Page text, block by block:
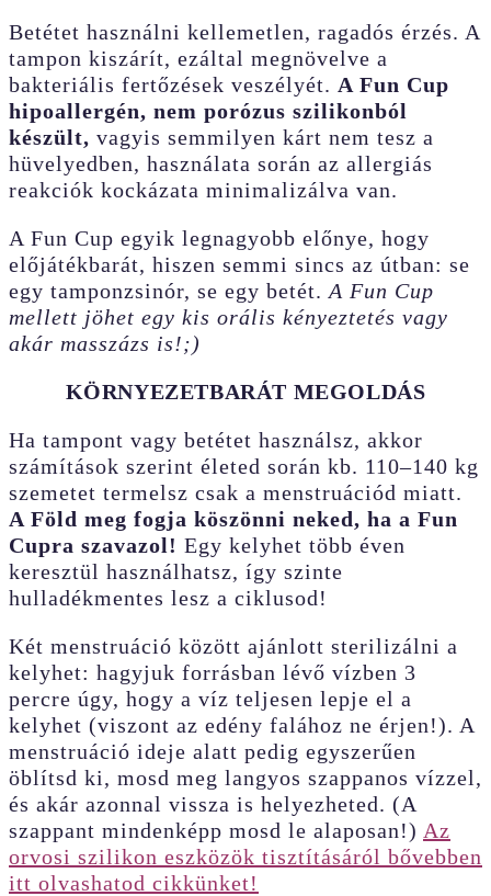
Betétet használni kellemetlen, ragadós érzés. A
tampon kiszárít, ezáltal megnövelve a
bakteriális fertőzések veszélyét. A Fun Cup
hipoallergén, nem porózus szilikonból
készült, vagyis semmilyen kárt nem tesz a
hüvelyedben, használata során az allergiás
reakciók kockázata minimalizálva van.
A Fun Cup egyik legnagyobb előnye, hogy
előjátékbarát, hiszen semmi sincs az útban: se
egy tamponzsinór, se egy betét. A Fun Cup
mellett jöhet egy kis orális kényeztetés vagy
akár masszázs is!;)
KÖRNYEZETBARÁT MEGOLDÁS
Ha tampont vagy betétet használsz, akkor
számítások szerint életed során kb. 110–140 kg
szemetet termelsz csak a menstruációd miatt.
A Föld meg fogja köszönni neked, ha a Fun
Cupra szavazol! Egy kelyhet több éven
keresztül használhatsz, így szinte
hulladékmentes lesz a ciklusod!
Két menstruáció között ajánlott sterilizálni a
kelyhet: hagyjuk forrásban lévő vízben 3
percre úgy, hogy a víz teljesen lepje el a
kelyhet (viszont az edény falához ne érjen!). A
menstruáció ideje alatt pedig egyszerűen
öblítsd ki, mosd meg langyos szappanos vízzel,
és akár azonnal vissza is helyezheted. (A
szappant mindenképp mosd le alaposan!) Az
orvosi szilikon eszközök tisztításáról bővebben
itt olvashatod cikkünket!